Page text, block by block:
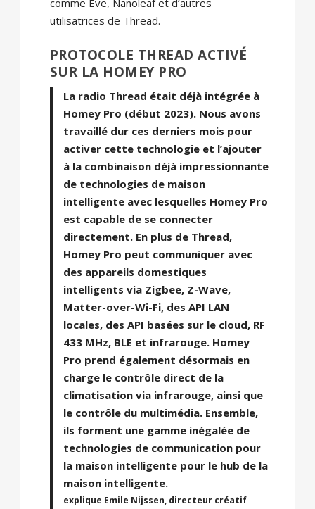
utilisatrices de Thread.
PROTOCOLE THREAD ACTIVÉ
SUR LA HOMEY PRO
La radio Thread était déjà intégrée à
Homey Pro (début 2023). Nous avons
travaillé dur ces derniers mois pour
activer cette technologie et l’ajouter
à la combinaison déjà impressionnante
de technologies de maison
intelligente avec lesquelles Homey Pro
est capable de se connecter
directement. En plus de Thread,
Homey Pro peut communiquer avec
des appareils domestiques
intelligents via Zigbee, Z-Wave,
Matter-over-Wi-Fi, des API LAN
locales, des API basées sur le cloud, RF
433 MHz, BLE et infrarouge. Homey
Pro prend également désormais en
charge le contrôle direct de la
climatisation via infrarouge, ainsi que
le contrôle du multimédia. Ensemble,
ils forment une gamme inégalée de
technologies de communication pour
la maison intelligente pour le hub de la
maison intelligente.
explique Emile Nijssen, directeur créatif